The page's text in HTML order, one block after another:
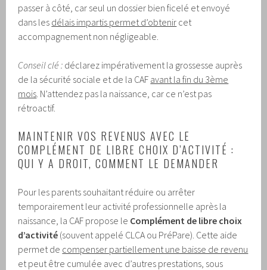
passer à côté, car seul un dossier bien ficelé et envoyé
dans les délais impartis permet d’obtenir cet
accompagnement non négligeable.
Conseil clé : déclarez impérativement la grossesse auprès
de la sécurité sociale et de la CAF avant la fin du 3ème
mois . N’attendez pas la naissance, car ce n’est pas
rétroactif.
MAINTENIR VOS REVENUS AVEC LE
COMPLÉMENT DE LIBRE CHOIX D’ACTIVITÉ :
QUI Y A DROIT, COMMENT LE DEMANDER
Pour les parents souhaitant réduire ou arrêter
temporairement leur activité professionnelle après la
naissance, la CAF propose le Complément de libre choix
d’activité (souvent appelé CLCA ou PréPare). Cette aide
permet de compenser partiellement une baisse de revenu
et peut être cumulée avec d’autres prestations, sous